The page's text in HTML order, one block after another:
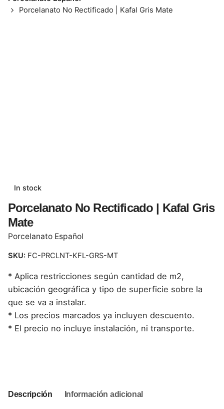
Porcelanato No Rectificado | Kafal Gris Mate
In stock
Porcelanato No Rectificado | Kafal Gris
Mate
Porcelanato Español
SKU: FC-PRCLNT-KFL-GRS-MT
* Aplica restricciones según cantidad de m2,
ubicación geográfica y tipo de superficie sobre la
que se va a instalar.
* Los precios marcados ya incluyen descuento.
* El precio no incluye instalación, ni transporte.
Descripción Información adicional